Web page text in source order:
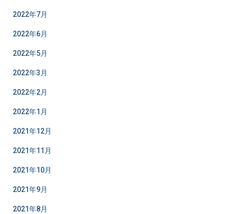
2022年7月
2022年6月
2022年5月
2022年3月
2022年2月
2022年1月
2021年12月
2021年11月
2021年10月
2021年9月
2021年8月